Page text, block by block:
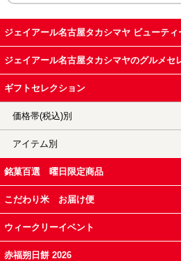
ジェイアール名古屋タカシマヤ ビューティ
ジェイアール名古屋タカシマヤのグルメセ
ギフトセレクション
価格帯(税込)別
アイテム別
銘菓百選 曜日限定商品
こだわり米 お届け便
ウィークリーイベント
赤福朔日餅 2026